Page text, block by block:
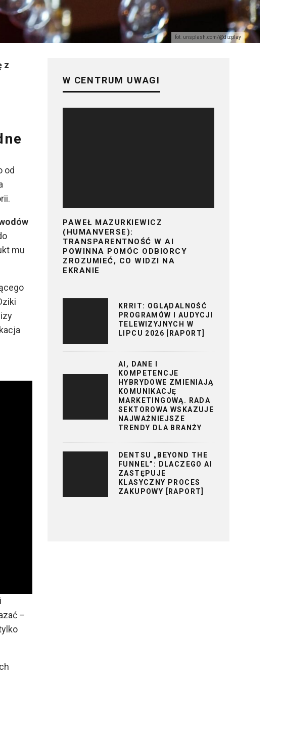
fot. unsplash.com/@dizplay
z
od
mu
–
W CENTRUM UWAGI
PAWEŁ MAZURKIEWICZ
(HUMANVERSE):
TRANSPARENTNOŚĆ W AI
POWINNA POMÓC ODBIORCY
ZROZUMIEĆ, CO WIDZI NA
EKRANIE
KRRIT: OGLĄDALNOŚĆ
PROGRAMÓW I AUDYCJI
TELEWIZYJNYCH W
LIPCU 2026 [RAPORT]
AI, DANE I
KOMPETENCJE
HYBRYDOWE ZMIENIAJĄ
KOMUNIKACJĘ
MARKETINGOWĄ. RADA
SEKTOROWA WSKAZUJE
NAJWAŻNIEJSZE
TRENDY DLA BRANŻY
DENTSU „BEYOND THE
FUNNEL”: DLACZEGO AI
ZASTĘPUJE
KLASYCZNY PROCES
ZAKUPOWY [RAPORT]